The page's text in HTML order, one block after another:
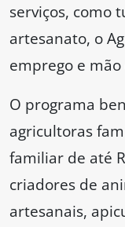
serviços, como
artesanato, o
emprego e
O programa
agricultoras
familiar de até
criadores de
artesanais,